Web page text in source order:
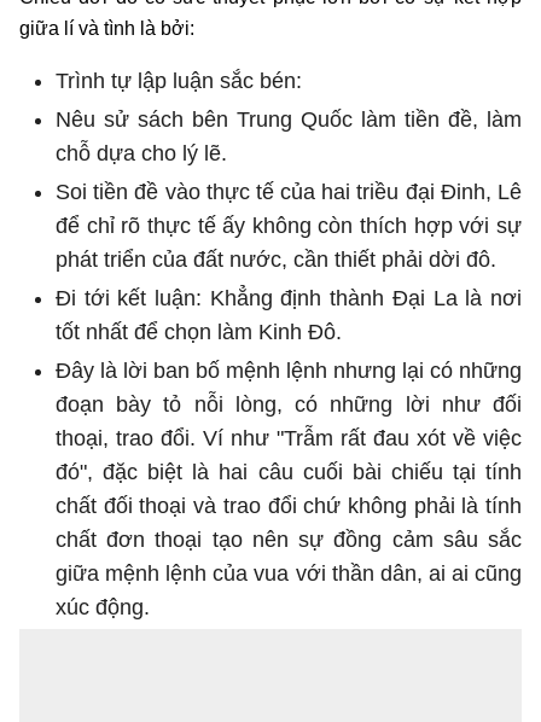
giữa lí và tình là bởi:
Trình tự lập luận sắc bén:
Nêu sử sách bên Trung Quốc làm tiền đề, làm
chỗ dựa cho lý lẽ.
Soi tiền đề vào thực tế của hai triều đại Đinh, Lê
để chỉ rõ thực tế ấy không còn thích hợp với sự
phát triển của đất nước, cần thiết phải dời đô.
Đi tới kết luận: Khẳng định thành Đại La là nơi
tốt nhất để chọn làm Kinh Đô.
Đây là lời ban bố mệnh lệnh nhưng lại có những
đoạn bày tỏ nỗi lòng, có những lời như đối
thoại, trao đổi. Ví như "Trẫm rất đau xót về việc
đó", đặc biệt là hai câu cuối bài chiếu tại tính
chất đối thoại và trao đổi chứ không phải là tính
chất đơn thoại tạo nên sự đồng cảm sâu sắc
giữa mệnh lệnh của vua với thần dân, ai ai cũng
xúc động.